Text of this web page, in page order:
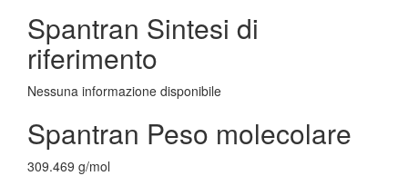
Spantran Sintesi di
riferimento
Nessuna informazione disponibile
Spantran Peso molecolare
309.469 g/mol